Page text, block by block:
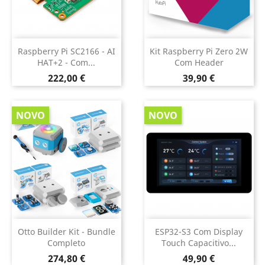
Raspberry Pi SC2166 - AI
HAT+2 - Com...
Preço
222,00 €
Kit Raspberry Pi Zero 2W
Com Header
Preço
39,90 €
Otto Builder Kit - Bundle
Completo
Preço
274,80 €
NOVO
ESP32-S3 Com Display
Touch Capacitivo...
Preço
49,90 €
NOVO